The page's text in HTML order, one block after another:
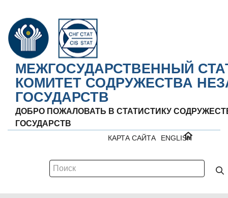
МЕЖГОСУДАРСТВЕННЫЙ
КОМИТЕТ СОДРУЖЕСТВА
ГОСУДАРСТВ
ДОБРО ПОЖАЛОВАТЬ В СТАТИСТИКУ
ГОСУДАРСТВ
ENGLISH
КАРТА САЙТА